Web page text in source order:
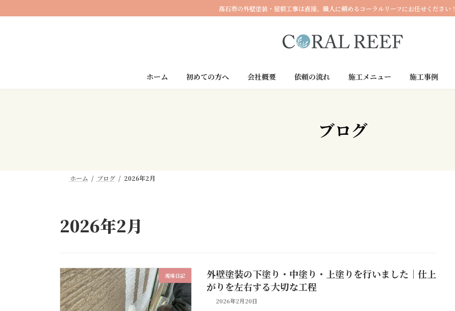
ン
キ
ビ
に
高石市の外壁塗装・屋根工事は直接、職人に頼めるコーラルリーフにお任せください！
ホーム 初めての方へ 会社概要 依頼の流れ 施工メニュー 施工事例
ブログ
ホーム ブログ 2026年2月
2026年2月
現場日記
外壁塗装の下塗り・中塗り・上塗りを行いました｜仕上
がりを左右する大切な工程
2026年2月20日